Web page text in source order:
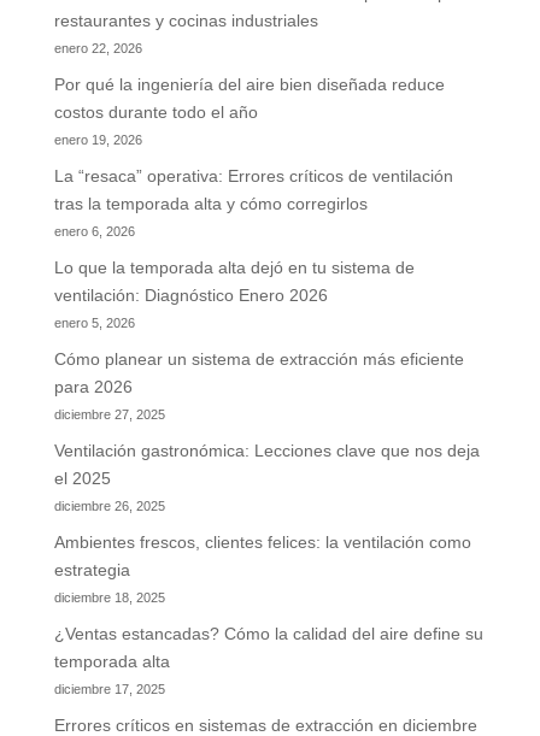
restaurantes y cocinas industriales
enero 22, 2026
Por qué la ingeniería del aire bien diseñada reduce
costos durante todo el año
enero 19, 2026
La “resaca” operativa: Errores críticos de ventilación
tras la temporada alta y cómo corregirlos
enero 6, 2026
Lo que la temporada alta dejó en tu sistema de
ventilación: Diagnóstico Enero 2026
enero 5, 2026
Cómo planear un sistema de extracción más eficiente
para 2026
diciembre 27, 2025
Ventilación gastronómica: Lecciones clave que nos deja
el 2025
diciembre 26, 2025
Ambientes frescos, clientes felices: la ventilación como
estrategia
diciembre 18, 2025
¿Ventas estancadas? Cómo la calidad del aire define su
temporada alta
diciembre 17, 2025
Errores críticos en sistemas de extracción en diciembre